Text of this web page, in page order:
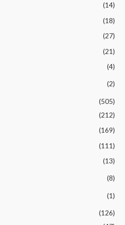
(14)
(18)
(27)
(21)
(4)
(2)
(505)
(212)
(169)
(111)
(13)
(8)
(1)
(126)